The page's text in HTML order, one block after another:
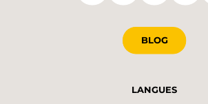
BLOG
LANGUES